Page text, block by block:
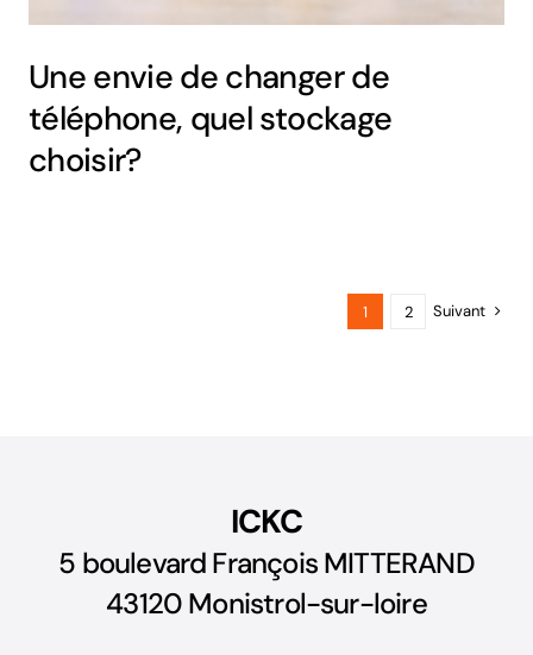
Une envie de changer de
téléphone, quel stockage
choisir?
1 2 Suivant
ICKC
5 boulevard François MITTERAND
43120 Monistrol-sur-loire